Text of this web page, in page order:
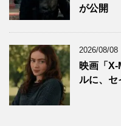
が公開
2026/08/08
映画「
ルに、セ